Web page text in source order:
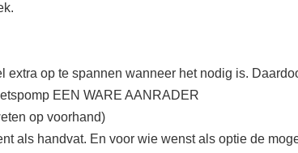
op te spannen wanneer het nodig is.
EEN WARE AANRADER
op voorhand)
als handvat. En voor wie wenst als optie de